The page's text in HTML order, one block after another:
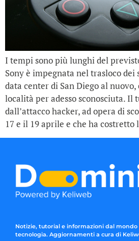
I tempi sono più lunghi del
Sony è impegnata nel trasloco dei
data center di San Diego al
località per adesso sconosciuta. Il
dall’attacco hacker, ad opera di
17 e il 19 aprile e che ha costretto
Notizie, tutorial e informazioni dal
tecnologia. Aggiornamenti a cura di